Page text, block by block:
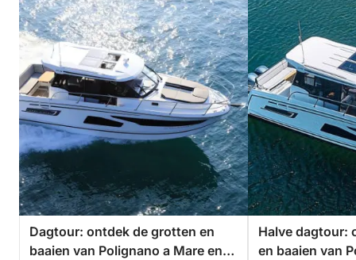
Boek nu uw Sunset Adrenaline Rush voor een
onvergetelijk high-speed avontuur en de mooiste
zonsondergang boven de kust van Puglia!
Dagtour: ontdek de grotten en
baaien van Polignano a Mare en
Halve dagtour:
en baaien van